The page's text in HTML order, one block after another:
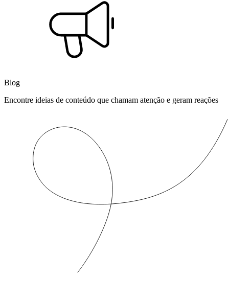
Blog
Encontre ideias de conteúdo que chamam atenção e geram reações